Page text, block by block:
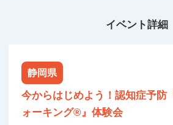
イベント詳細
静岡県
今からはじめよう！認知症予防
ォーキング®』体験会